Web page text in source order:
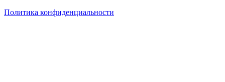
Политика конфиденциальности